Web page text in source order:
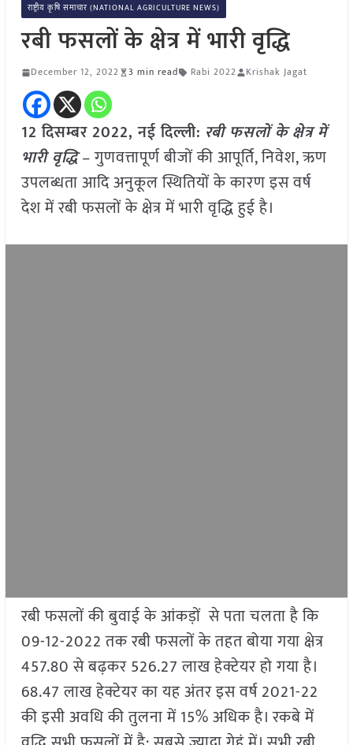
राष्ट्रीय कृषि समाचार (NATIONAL AGRICULTURE NEWS)
रबी फसलों के क्षेत्र में भारी वृद्धि
December 12, 2022 3 min read Rabi 2022 Krishak Jagat
12 दिसम्बर 2022, नई दिल्ली: रबी फसलों के क्षेत्र में
भारी वृद्धि– गुणवत्तापूर्ण बीजों की आपूर्ति, निवेश, ऋण
उपलब्धता आदि अनुकूल स्थितियों के कारण इस वर्ष
देश में रबी फसलों के क्षेत्र में भारी वृद्धि हुई है।
रबी फसलों की बुवाई के आंकड़ों से पता चलता है कि
09-12-2022 तक रबी फसलों के तहत बोया गया क्षेत्र
457.80 से बढ़कर 526.27 लाख हेक्टेयर हो गया है।
68.47 लाख हेक्टेयर का यह अंतर इस वर्ष 2021-22
की इसी अवधि की तुलना में 15% अधिक है। रकबे में